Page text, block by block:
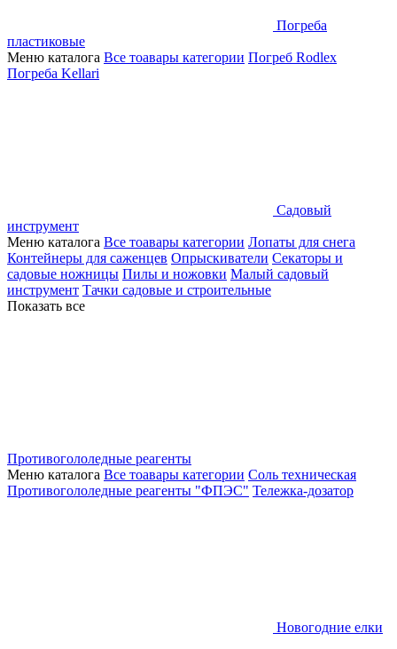
Погреба
пластиковые
Меню каталога Все тоавары категории Погреб Rodlex
Погреба Kellari
Садовый
инструмент
Меню каталога Все тоавары категории Лопаты для снега
Контейнеры для саженцев Опрыскиватели Секаторы и
садовые ножницы Пилы и ножовки Малый садовый
инструмент Тачки садовые и строительные
Показать все
Противогололедные реагенты
Меню каталога Все тоавары категории Соль техническая
Противогололедные реагенты "ФПЭС" Тележка-дозатор
Новогодние елки